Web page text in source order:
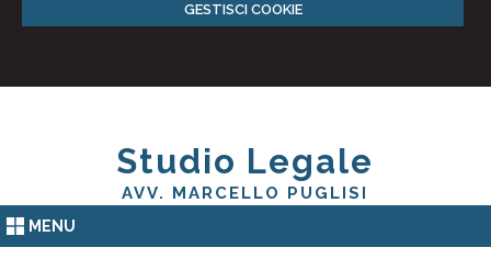
GESTISCI COOKIE
Studio Legale
AVV. MARCELLO PUGLISI
MENU